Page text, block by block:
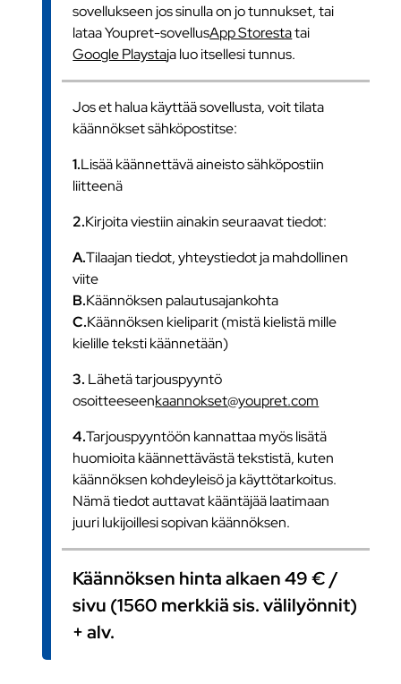
sovellukseen jos sinulla on jo tunnukset, tai
lataa Youpret-sovellusApp Storestatai
Google Playstaja luo itsellesi tunnus.
Jos et halua käyttää sovellusta, voit tilata
käännökset sähköpostitse:
1.Lisää käännettävä aineisto sähköpostiin
liitteenä
2.Kirjoita viestiin ainakin seuraavat tiedot:
A.Tilaajan tiedot, yhteystiedot ja mahdollinen
viite
B.Käännöksen palautusajankohta
C.Käännöksen kieliparit (mistä kielistä mille
kielille teksti käännetään)
3. Lähetä tarjouspyyntö
osoitteeseenkaannokset@youpret.com
4.Tarjouspyyntöön kannattaa myös lisätä
huomioita käännettävästä tekstistä, kuten
käännöksen kohdeyleisö ja käyttötarkoitus.
Nämä tiedot auttavat kääntäjää laatimaan
juuri lukijoillesi sopivan käännöksen.
Käännöksen hinta alkaen 49 € /
sivu (1560 merkkiä sis. välilyönnit)
+ alv.